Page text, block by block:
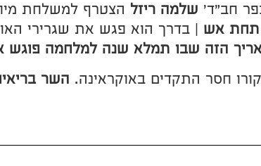
חב"ד' שלמה ריזל הצטרף למשלחת
תחת אש | בדרך הוא פגש את שגרירי
הזה שבו תמלא שנה למלחמה פוגש
חסר התקדים באוקראינה. השר